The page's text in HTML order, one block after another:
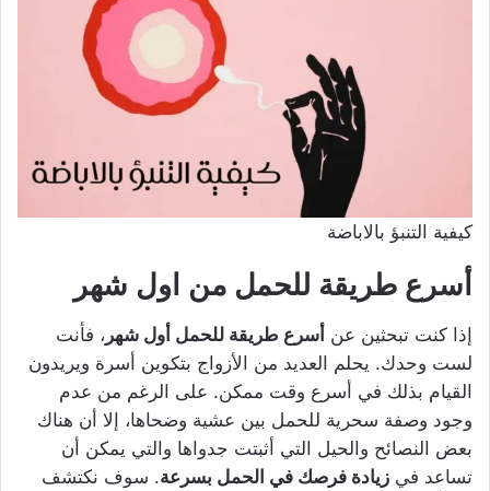
كيفية التنبؤ بالاباضة
أسرع طريقة للحمل من اول شهر
إذا كنت تبحثين عن أسرع طريقة للحمل أول شهر ، فأنت
لست وحدك. يحلم العديد من الأزواج بتكوين أسرة ويريدون
القيام بذلك في أسرع وقت ممكن. على الرغم من عدم
وجود وصفة سحرية للحمل بين عشية وضحاها، إلا أن هناك
بعض النصائح والحيل التي أثبتت جدواها والتي يمكن أن
تساعد في زيادة فرصك في الحمل بسرعة. سوف نكتشف